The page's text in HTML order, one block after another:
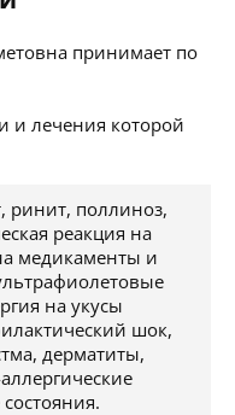
принимает по
и лечения которой
ринит, поллиноз,
реакция на
медикаменты и
на укусы
шок,
дерматиты,